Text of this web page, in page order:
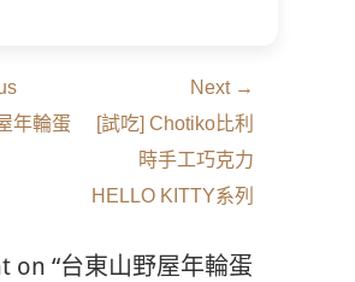
年輪蛋
Next →
Next
[試吃] Chotiko比利
時手工巧克力
HELLO KITTY系列
on “台東山野屋年輪蛋